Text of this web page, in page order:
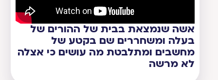
אשה שנמצאת בבית של ההורים של
בעלה ומשחררים שם בקטע של
מחשבים ומתלבטת מה עושים כי אצלה
לא מרשה